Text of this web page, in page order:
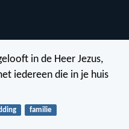
in de Heer Jezus,
iedereen die in je huis
familie